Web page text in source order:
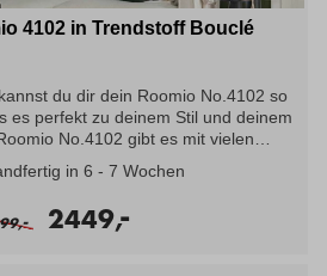
4102 in Trendstoff Bouclé
du dir dein Roomio No.4102 so
es perfekt zu deinem Stil und deinem
No.4102 gibt es mit vielen
und dunklen Farbtönen. Als Zubehör
deinem neuen Lieblingssofa
sich durch seine charakteristische
in 6 - 7 Wochen
- 2449,
-